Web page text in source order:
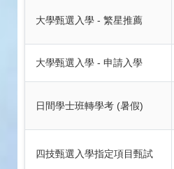
大學甄選入學 - 繁星推薦
大學甄選入學 - 申請入學
日間學士班轉學考 (暑假)
四技甄選入學指定項目甄試